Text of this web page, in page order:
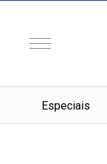
Especiais